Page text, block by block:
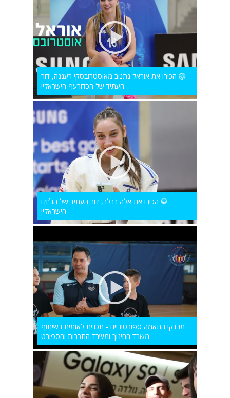
🏐 הכירו את אוראל נתנוב מאוסטרובסקי רעננה, דור
העתיד של הכדורעף הישראלי!
🥋 הכירו את אלה ברלב, דור העתיד של הג׳ודו
הישראלי!
מבדקי התאמה ספורטיביים - תכנית לאומית בשיתוף
משרד החינוך ומשרד התרבות והספורט